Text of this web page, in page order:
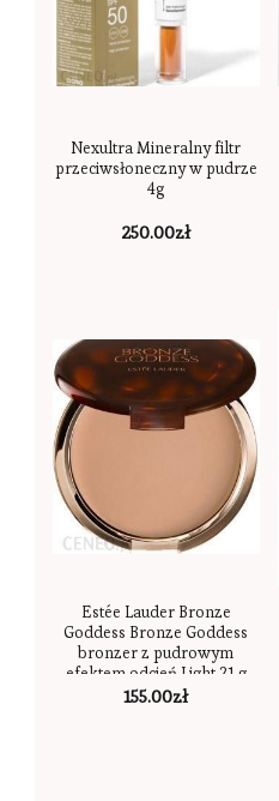
Nexultra Mineralny filtr
przeciwsłoneczny w pudrze
4g
250.00zł
Estée Lauder Bronze
Goddess Bronze Goddess
bronzer z pudrowym
efektem odcień Light 21 g
155.00zł